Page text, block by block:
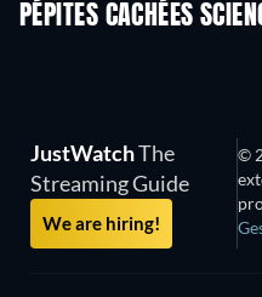
PÉPITES CACHÉES
JustWatchThe
Streaming Guide
We are hiring!
©